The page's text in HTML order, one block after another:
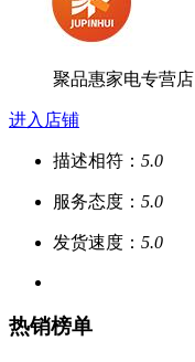
聚品惠家电专营店
进入店铺
描述相符： 5.0
服务态度： 5.0
发货速度： 5.0
热销榜单